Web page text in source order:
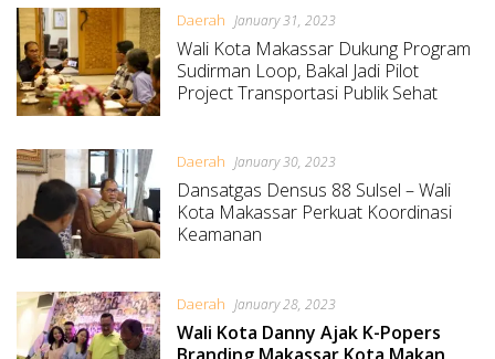
Daerah January 31, 2023
Wali Kota Makassar Dukung Program
Sudirman Loop, Bakal Jadi Pilot
Project Transportasi PublikSehat
Daerah January 30, 2023
Dansatgas Densus 88 Sulsel – Wali
Kota Makassar Perkuat Koordinasi
Keamanan
Daerah January 28, 2023
Wali Kota Danny Ajak K-Popers